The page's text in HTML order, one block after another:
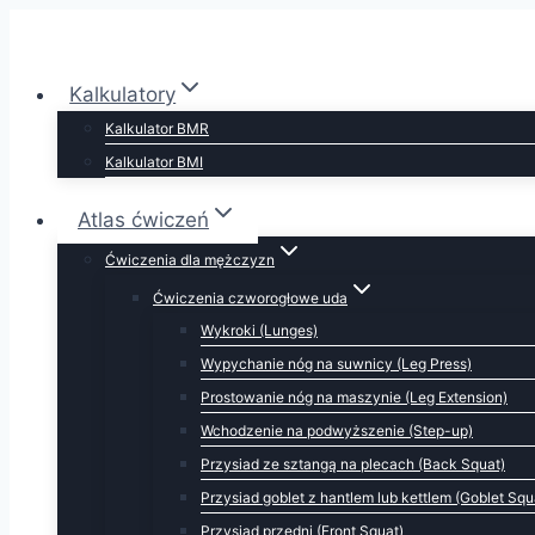
treści
Kalkulatory
Kalkulator BMR
Kalkulator BMI
Atlas ćwiczeń
Ćwiczenia dla mężczyzn
Ćwiczenia czworogłowe uda
Wykroki (Lunges)
Wypychanie nóg na suwnicy (Leg Press)
Prostowanie nóg na maszynie (Leg Extension)
Wchodzenie na podwyższenie (Step-up)
Przysiad ze sztangą na plecach (Back Squat)
Przysiad goblet z hantlem lub kettlem (Goblet
Przysiad przedni (Front Squat)